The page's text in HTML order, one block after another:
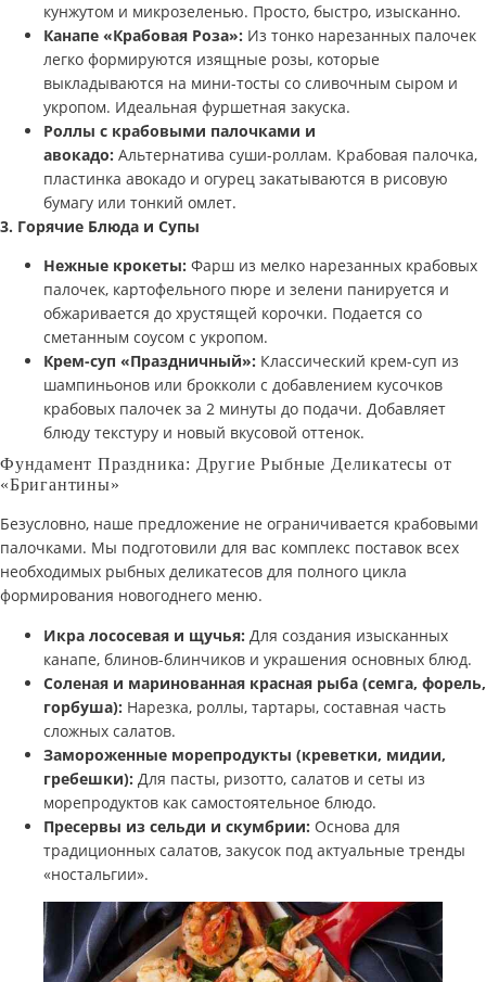
кунжутом и микрозеленью. Просто, быстро, изысканно.
Канапе «Крабовая Роза»: Из тонко нарезанных палочек
легко формируются изящные розы, которые
выкладываются на мини-тосты со сливочным сыром и
укропом. Идеальная фуршетная закуска.
Роллы с крабовыми палочками и
авокадо: Альтернатива суши-роллам. Крабовая палочка,
пластинка авокадо и огурец закатываются в рисовую
бумагу или тонкий омлет.
3. Горячие Блюда и Супы
Нежные крокеты: Фарш из мелко нарезанных крабовых
палочек, картофельного пюре и зелени панируется и
обжаривается до хрустящей корочки. Подается со
сметанным соусом с укропом.
Крем-суп «Праздничный»: Классический крем-суп из
шампиньонов или брокколи с добавлением кусочков
крабовых палочек за 2 минуты до подачи. Добавляет
блюду текстуру и новый вкусовой оттенок.
Фундамент Праздника: Другие Рыбные Деликатесы от
«Бригантины»
Безусловно, наше предложение не ограничивается крабовыми
палочками. Мы подготовили для вас комплекс поставок всех
необходимых рыбных деликатесов для полного цикла
формирования новогоднего меню.
Икра лососевая и щучья: Для создания изысканных
канапе, блинов-блинчиков и украшения основных блюд.
Соленая и маринованная красная рыба (семга, форель,
горбуша): Нарезка, роллы, тартары, составная часть
сложных салатов.
Замороженные морепродукты (креветки, мидии,
гребешки): Для пасты, ризотто, салатов и сеты из
морепродуктов как самостоятельное блюдо.
Пресервы из сельди и скумбрии: Основа для
традиционных салатов, закусок под актуальные тренды
«ностальгии».